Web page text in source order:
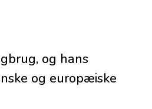
og hans
og europæiske